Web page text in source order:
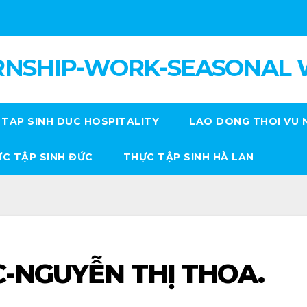
WORK-SEASONAL
SINH DUC HOSPITALITY LAO DONG THOI VU
TẬP SINH ĐỨC THỰC TẬP SINH HÀ LAN
NGUYỄN THỊ THOA.